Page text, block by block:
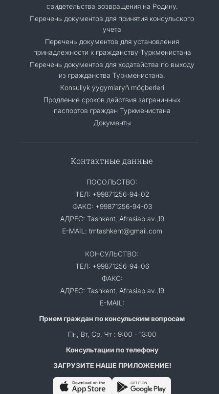
свидетельства возвращения на Родину.
Перечень документов для принятия консульского
учета
Перечень документов для установления
принадлежности к гражданству Туркменистана
Перечень документов для ходатайства по выходу
из гражданства Туркменистана.
Кonsullyk ýygymlaryň möçberleri
Продление сроков действия заграничных
паспортов граждан Туркменистана
Документы
Контактные данные
ПОСОЛЬСТВО:
ТЕЛ: +99871256-94-02
ФАКС: +99871256-94-03
АДРЕС: Tashkent, Afrasiab av.,19
E-MAIL: tmtashkent@gmail.com
КОНСУЛЬСТВО:
ТЕЛ: +99871256-94-06
ФАКС:
АДРЕС: Tashkent, Afrasiab av.,19
E-MAIL:
Прием граждан по консульским вопросам
Пн, Вт, Ср, Чт : 9:00 - 13:00
Консультации по телефону
ЗАГРУЗИТЕ НАШЕ ПРИЛОЖЕНИЕ!